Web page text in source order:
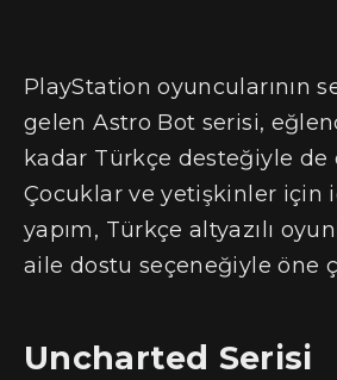
PlayStation oyuncularının
gelen Astro Bot serisi,
kadar Türkçe desteğiyle de
Çocuklar ve yetişkinler için
yapım, Türkçe altyazılı
aile dostu seçeneğiyle öne
Uncharted Serisi